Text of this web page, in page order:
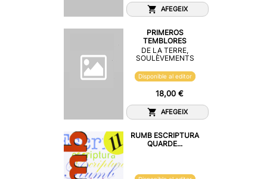
AFEGEIX
PRIMEROS
TEMBLORES
DE LA TERRE,
SOULÈVEMENTS
Disponible al editor
18,00 €
AFEGEIX
RUMB ESCRIPTURA
QUARDE...